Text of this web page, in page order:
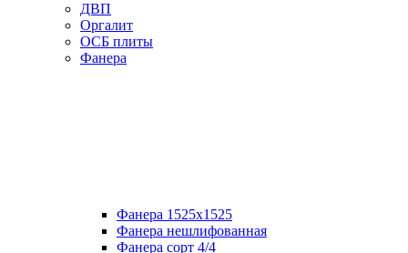
ДВП
Оргалит
ОСБ плиты
Фанера
Фанера 1525х1525
Фанера нешлифованная
Фанера сорт 4/4